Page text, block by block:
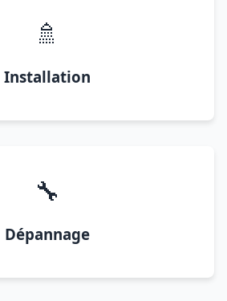
🚿
Installation
🔧
Dépannage